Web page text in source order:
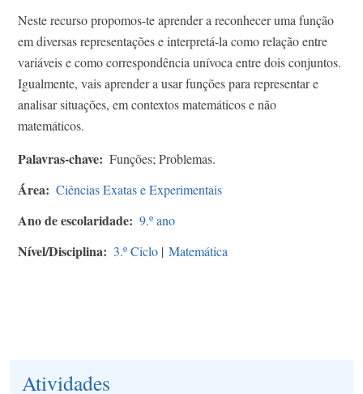
Neste recurso propomos-te aprender a reconhecer uma função
em diversas representações e interpretá-la como relação entre
variáveis e como correspondência unívoca entre dois conjuntos.
Igualmente, vais aprender a usar funções para representar e
analisar situações, em contextos matemáticos e não
matemáticos.
Palavras-chave Funções; Problemas.
Área Ciências Exatas e Experimentais
Ano de escolaridade 9.º ano
Nível/Disciplina 3.º Ciclo | Matemática
Atividades